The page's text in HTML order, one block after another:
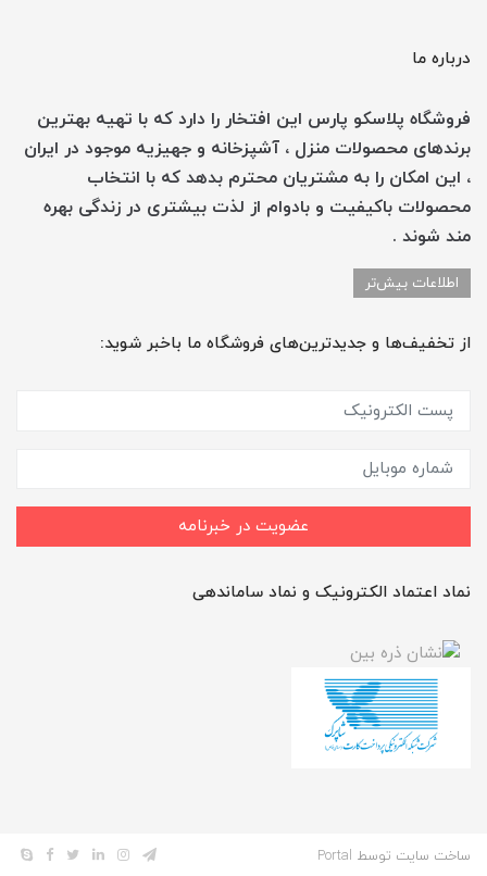
درباره ما
فروشگاه پلاسکو پارس این افتخار را دارد که با تهیه بهترین
برندهای محصولات منزل ، آشپزخانه و جهیزیه موجود در ایران
، این امکان را به مشتریان محترم بدهد که با انتخاب
محصولات باکیفیت و بادوام از لذت بیشتری در زندگی بهره
مند شوند .
اطلاعات بیش‌تر
از تخفیف‌ها و جدیدترین‌های فروشگاه ما باخبر شوید:
عضویت در خبرنامه
نماد اعتماد الکترونیک و نماد ساماندهی
ساخت سایت توسط Portal